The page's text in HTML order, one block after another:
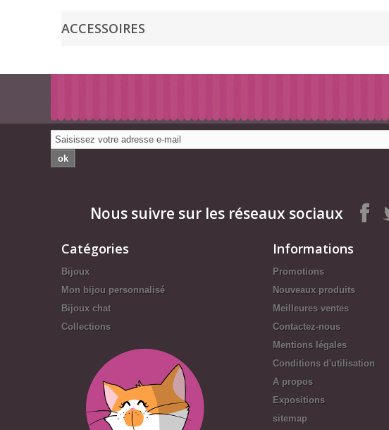
ACCESSOIRES
ok
Nous suivre sur les réseaux sociaux
Catégories
Bijoux
Mon bijou personnalisé
Bijoux chat
Collections
Informations
Promotions
Nouveaux produits
Meilleures ventes
Contactez-nous
Mentions légales
Conditions d'utilisation
A propos
Expositions
sitemap